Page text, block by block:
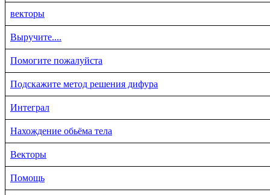
векторы
Выручите....
Помогите пожалуйста
Подскажите метод решения дифура
Интеграл
Нахождение обьёма тела
Векторы
Помощь